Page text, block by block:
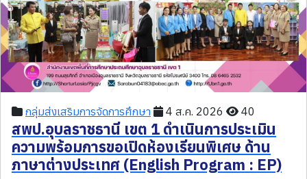
กลุ่มส่งเสริมการจัดการศึกษา 4 ส.ค. 2026 40
สพป.อุบลราชธานี เขต 1 ดำเนินการประเมิน
ความพร้อมการขอเปิดห้องเรียนพิเศษ ด้าน
ภาษาต่างประเทศ (English Program : EP)